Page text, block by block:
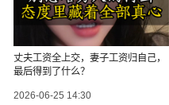
丈夫工资全上交，妻子工资归自己，
最后得到了什么？
2026-06-25 14:30